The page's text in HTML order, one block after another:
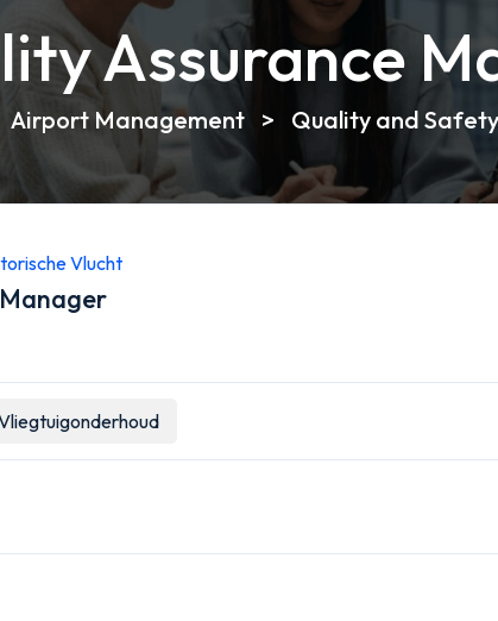
Assurance
Airport Management > Quality and Safety
Vlucht